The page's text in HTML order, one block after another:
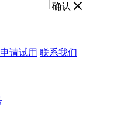
确认
申请试用 联系我们